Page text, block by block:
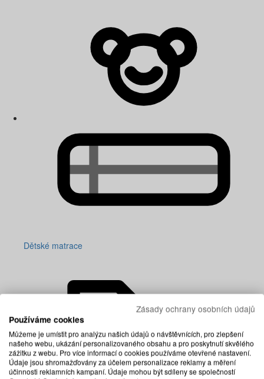
Dětské matrace
Zásady ochrany osobních údajů
Používáme cookies
Můžeme je umístit pro analýzu našich údajů o návštěvnících, pro zlepšení
našeho webu, ukázání personalizovaného obsahu a pro poskytnutí skvělého
zážitku z webu. Pro více informací o cookies používáme otevřené nastavení.
Údaje jsou shromažďovány za účelem personalizace reklamy a měření
účinnosti reklamních kampaní. Údaje mohou být sdíleny se společností